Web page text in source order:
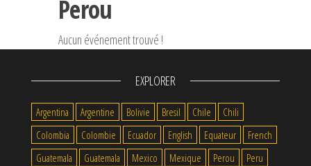
Perou
Aucun événement trouvé !
EXPLORER
Argentina Argentine Bolivie Bresil Chile
Chili
Colombia
Colombie Ecuador English Equateur
French
Guatemala
Guatemala Mexico Mexique Perou Peru